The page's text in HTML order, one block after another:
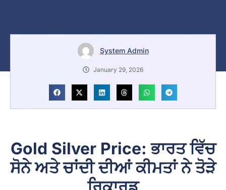
System Admin
January 29, 2026
Gold Silver Price: ਭਾਰਤ ਵਿੱਚ
ਸੋਨੇ ਅਤੇ ਚਾਂਦੀ ਦੀਆਂ ਕੀਮਤਾਂ ਨੇ ਤੋੜੇ